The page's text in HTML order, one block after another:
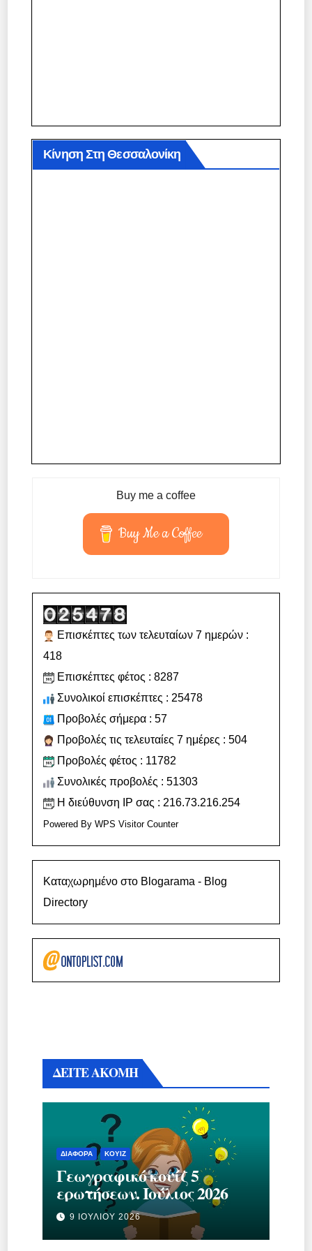
Κίνηση Στη Θεσσαλονίκη
Buy me a coffee
Buy Me a Coffee
Επισκέπτες των τελευταίων 7 ημερών :
418
Επισκέπτες φέτος : 8287
Συνολικοί επισκέπτες : 25478
Προβολές σήμερα : 57
Προβολές τις τελευταίες 7 ημέρες : 504
Προβολές φέτος : 11782
Συνολικές προβολές : 51303
Η διεύθυνση IP σας : 216.73.216.254
Powered ByWPS Visitor Counter
Καταχωρημένο στο Blogarama - Blog
Directory
ΔΕΙΤΕ ΑΚΟΜΗ
ΔΙΆΦΟΡΑ ΚΟΥΊΖ
Γεωγραφικό κουίζ 5
ερωτήσεων. Ιούλιος 2026
9 ΙΟΥΛΊΟΥ 2026